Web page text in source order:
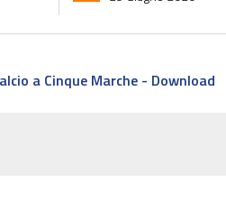
a Cinque Marche - Download